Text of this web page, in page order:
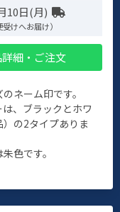
10日(月)
けへお届け）
細・ご注文
ネーム印です。
、ブラックとホワ
の2タイプありま
色です。